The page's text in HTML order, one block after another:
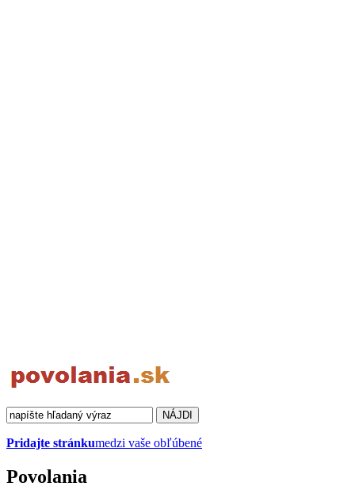
Pridajte stránkumedzi vaše obľúbené
Povolania